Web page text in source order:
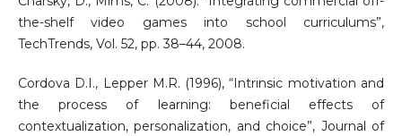
the-shelf video games into school curriculums”,
TechTrends, Vol. 52, pp. 38–44, 2008.
Cordova D.I., Lepper M.R. (1996), “Intrinsic motivation and
the process of learning: beneficial effects of
contextualization, personalization, and choice”, Journal of